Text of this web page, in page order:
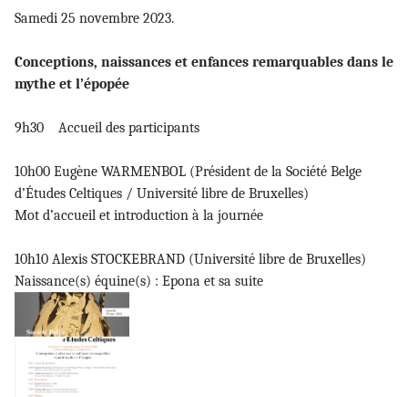
Samedi 25 novembre 2023.
Conceptions, naissances et enfances remarquables dans le
mythe et l’épopée
9h30 Accueil des participants
10h00 Eugène WARMENBOL (Président de la Société Belge
d’Études Celtiques / Université libre de Bruxelles)
Mot d’accueil et introduction à la journée
10h10 Alexis STOCKEBRAND (Université libre de Bruxelles)
Naissance(s) équine(s) : Epona et sa suite